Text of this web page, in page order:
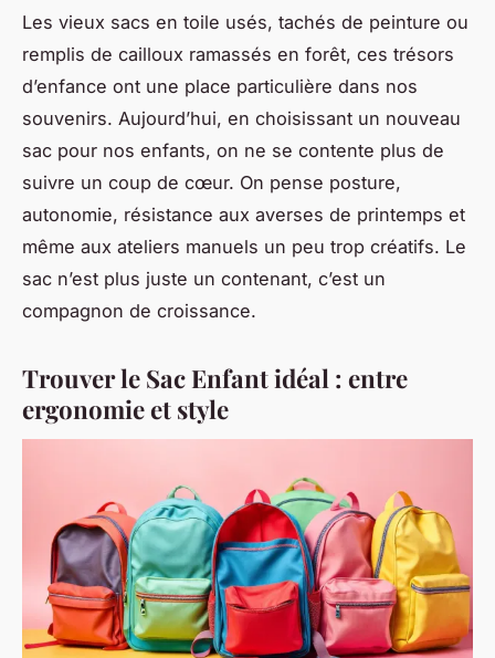
Les vieux sacs en toile usés, tachés de peinture ou
remplis de cailloux ramassés en forêt, ces trésors
d’enfance ont une place particulière dans nos
souvenirs. Aujourd’hui, en choisissant un nouveau
sac pour nos enfants, on ne se contente plus de
suivre un coup de cœur. On pense posture,
autonomie, résistance aux averses de printemps et
même aux ateliers manuels un peu trop créatifs. Le
sac n’est plus juste un contenant, c’est un
compagnon de croissance.
Trouver le Sac Enfant idéal : entre
ergonomie et style